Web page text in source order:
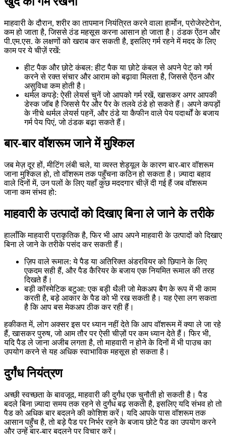
माहवारी के दौरान, शरीर का तापमान नियंत्रित करने वाला हार्मोन, प्रोजेस्टेरोन,
कम हो जाता है, जिससे ठंड महसूस करना आसान हो जाता है। ठंडक ऐंठन और
पी.एम.एस. के लक्षणों को खराब कर सकती है, इसलिए गर्म रहने में मदद के लिए
काम पर ये चीज़ें रखें:
हीट पैक और छोटे कंबल: हीट पैक या छोटे कंबल से अपने पेट को गर्म
करने से रक्त संचार और आराम को बढ़ावा मिलता है, जिससे ऐंठन और
असुविधा कम होती है।
थर्मल कपड़े: ऐसी लेयर्स चुनें जो आपको गर्म रखें, खासकर अगर आपकी
डेस्क जॉब है जिससे पैर और पैर के तलवे ठंडे हो सकते हैं। अपने कपड़ों
के नीचे थर्मल लेयर्स पहनें, और ठंडे या कैफीन वाले पेय पदार्थों के बजाय
गर्म पेय पिएं, जो ठंडक बढ़ा सकते हैं।
बार-बार वॉशरूम जाने में मुश्किल
जब मेज़ दूर हों, मीटिंग लंबी चले, या व्यस्त शेड्यूल के कारण बार-बार वॉशरूम
जाना मुश्किल हो, तो वॉशरूम तक पहुँचना कठिन हो सकता है। ज़्यादा बहाव
वाले दिनों में, उन पलों के लिए यहाँ कुछ मददगार चीज़ें दी गई हैं जब वॉशरूम
जाना कम संभव हो:
माहवारी के उत्पादों को दिखाए बिना ले जाने के तरीके
हालाँकि माहवारी प्राकृतिक है, फिर भी आप अपने माहवारी के उत्पादों को दिखाए
बिना ले जाने के तरीके पसंद कर सकती हैं।
ज़िप वाले रूमाल: ये पैड या अतिरिक्त अंडरवियर को छिपाने के लिए
एकदम सही हैं, और पैड कैरियर के बजाय एक नियमित रूमाल की तरह
दिखते हैं।
बड़ी कॉस्मेटिक बटुआ: एक बड़ी थैली जो मेकअप बैग के रूप में भी काम
करती है, बड़े आकार के पैड को भी रख सकती है। यह ऐसा लग सकता
है कि आप बस मेकअप ठीक कर रही हैं।
हकीकत में, लोग अक्सर इस पर ध्यान नहीं देते कि आप वॉशरूम में क्या ले जा रहे
हैं, खासकर पुरुष, जो आम तौर पर ऐसी चीज़ों पर कम ध्यान देते हैं। फिर भी,
यदि पैड ले जाना अजीब लगता है, तो माहवारी न होने के दिनों में भी पाउच का
उपयोग करने से यह अधिक स्वाभाविक महसूस हो सकता है।
दुर्गंध नियंत्रण
अच्छी स्वच्छता के बावजूद, माहवारी की दुर्गंध एक चुनौती हो सकती है। पैड
बदले बिना ज़्यादा समय तक रहने से दुर्गंध बढ़ सकती है, इसलिए यदि संभव हो तो
पैड को अधिक बार बदलने की कोशिश करें। यदि आपके पास वॉशरूम तक
आसान पहुँच है, तो बड़े पैड पर निर्भर रहने के बजाय छोटे पैड का उपयोग करने
और उन्हें बार-बार बदलने पर विचार करें।